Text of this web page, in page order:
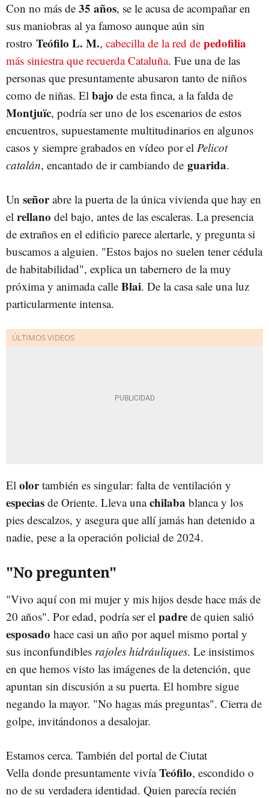
Con no más de 35 años, se le acusa de acompañar en
sus maniobras al ya famoso aunque aún sin
rostro Teófilo L. M., cabecilla de la red de pedofilia
más siniestra que recuerda Cataluña. Fue una de las
personas que presuntamente abusaron tanto de niños
como de niñas. El bajo de esta finca, a la falda de
Montjuïc, podría ser uno de los escenarios de estos
encuentros, supuestamente multitudinarios en algunos
casos y siempre grabados en vídeo por el Pelicot
catalán, encantado de ir cambiando de guarida.
Un señorabre la puerta de la única vivienda que hay en
el rellano del bajo, antes de las escaleras. La presencia
de extraños en el edificio parece alertarle, y pregunta si
buscamos a alguien. "Estos bajos no suelen tener cédula
de habitabilidad", explica un tabernero de la muy
próxima y animada calle Blai. De la casa sale una luz
particularmente intensa.
El olortambién es singular: falta de ventilación y
especias de Oriente. Lleva unachilaba blanca y los
pies descalzos, y asegura que allí jamás han detenido a
nadie, pese a la operación policial de 2024.
"No pregunten"
"Vivo aquí con mi mujer y mis hijos desde hace más de
20 años". Por edad, podría ser el padre de quien salió
esposado hace casi un año por aquel mismo portal y
sus inconfundibles rajoles hidráuliques. Le insistimos
en que hemos visto las imágenes de la detención, que
apuntan sin discusión a su puerta. El hombre sigue
negando la mayor. "No hagas más preguntas". Cierra de
golpe, invitándonos a desalojar.
Estamos cerca. También del portal de Ciutat
Vella donde presuntamente vivíaTeófilo, escondido o
no de su verdadera identidad. Quien parecía recién